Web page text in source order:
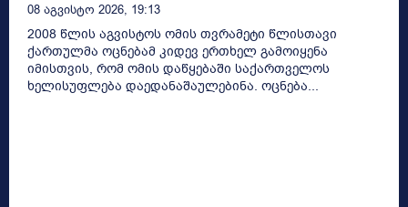
08 Აგვისტო 2026, 19:13
2008 წლის აგვისტოს ომის თვრამეტი წლისთავი
ქართულმა ოცნებამ კიდევ ერთხელ გამოიყენა
იმისთვის, რომ ომის დაწყებაში საქართველოს
ხელისუფლება დაედანაშაულებინა. ოცნება...